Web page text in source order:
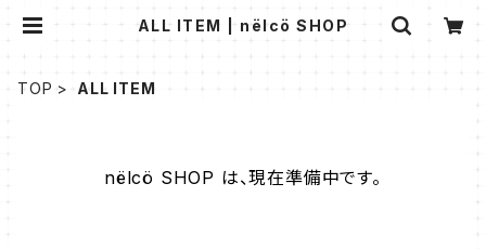
ALL ITEM | nëlcö SHOP
TOP ALL ITEM
nëlcö SHOP は、現在準備中です。